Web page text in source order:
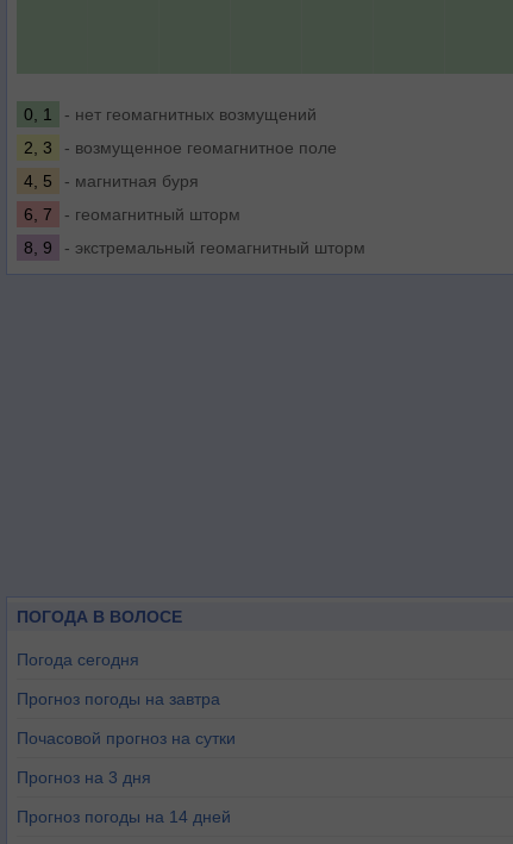
0, 1
- нет геомагнитных возмущений
2, 3
- возмущенное геомагнитное поле
4, 5
- магнитная буря
6, 7
- геомагнитный шторм
8, 9
- экстремальный геомагнитный шторм
ПОГОДА В ВОЛОСЕ
Погода сегодня
Прогноз погоды на завтра
Почасовой прогноз на сутки
Прогноз на 3 дня
Прогноз погоды на 14 дней